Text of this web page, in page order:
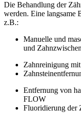
Die Behandlung der
werden. Eine langsame
z.B.:
Manuelle und
und
Zahnreinigung
Entfernung von
FLOW
Fluoridierung der